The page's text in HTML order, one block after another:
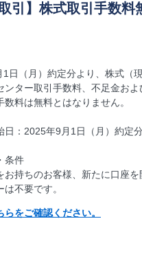
取引】株式取引手数
1日（月）約定分より、株式（
ター取引手数料、不足金お
数料は無料とはなりません。
：2025年9月1日（月）約定
条件
お持ちのお客様、新たに口座
は不要です。
らをご確認ください。